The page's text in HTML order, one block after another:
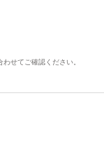
せてご確認ください。